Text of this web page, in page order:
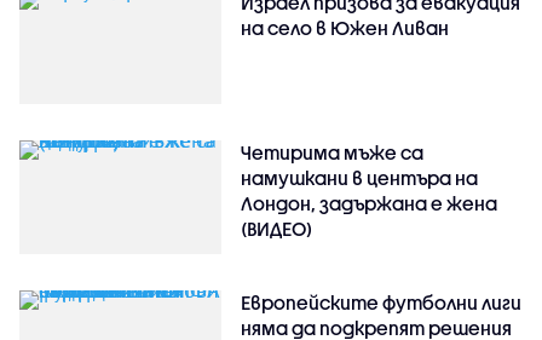
на село в Южен Ливан
Четирима мъже са
намушкани в центъра на
Лондон, задържана е жена
(ВИДЕО)
Европейските футболни лиги
няма да подкрепят решения